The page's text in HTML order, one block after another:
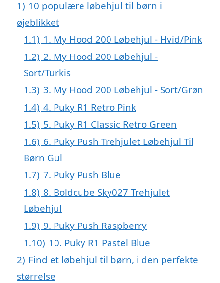
1) 10 populære løbehjul til børn i
øjeblikket
1.1) 1. My Hood 200 Løbehjul - Hvid/Pink
1.2) 2. My Hood 200 Løbehjul -
Sort/Turkis
1.3) 3. My Hood 200 Løbehjul - Sort/Grøn
1.4) 4. Puky R1 Retro Pink
1.5) 5. Puky R1 Classic Retro Green
1.6) 6. Puky Push Trehjulet Løbehjul Til
Børn Gul
1.7) 7. Puky Push Blue
1.8) 8. Boldcube Sky027 Trehjulet
Løbehjul
1.9) 9. Puky Push Raspberry
1.10) 10. Puky R1 Pastel Blue
2) Find et løbehjul til børn, i den perfekte
størrelse